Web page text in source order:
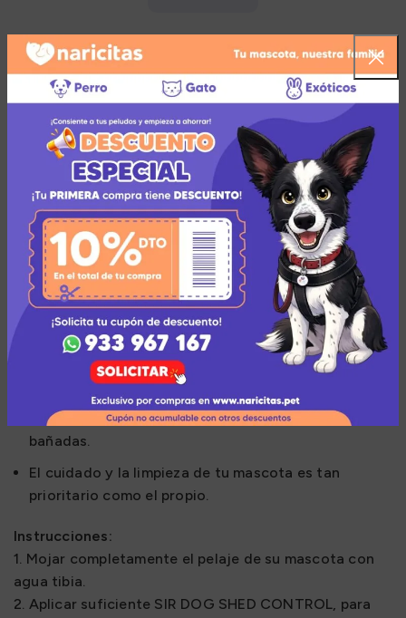
Caracteristicas:
Está especialmente formulado para evitar la caída
del pelaje de su mascota.
Su composición enriquece con Vitamina E y Ácidos
grasos omega 3 y 6.
Favorece la condición de un pelaje saludable y
brillante.
Consiente a tu mascota tal y como se lo merece.
Con este control shampoo control caída de pelo
para perros no tendrás que preocuparte por el
pelaje de tu mascota.
Siempre se mantiene limpio, nutrido y brillante.
Una mascota sana no solo en el interior, obtenlo en
su presentación de 390 Ml que te rendirá varias
bañadas.
El cuidado y la limpieza de tu mascota es tan
prioritario como el propio.
Instrucciones:
1. Mojar completamente el pelaje de su mascota con
agua tibia.
2. Aplicar suficiente SIR DOG SHED CONTROL, para